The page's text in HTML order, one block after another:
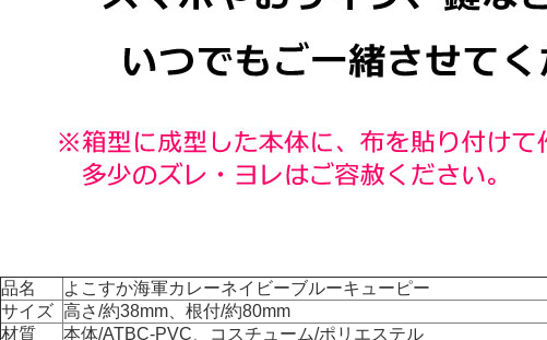
品名
よこすか海軍カレーネイビーブルーキューピー
サイズ 高さ/約38mm、根付/約80mm
材質
本体/ATBC-PVC、コスチューム/ポリエステル